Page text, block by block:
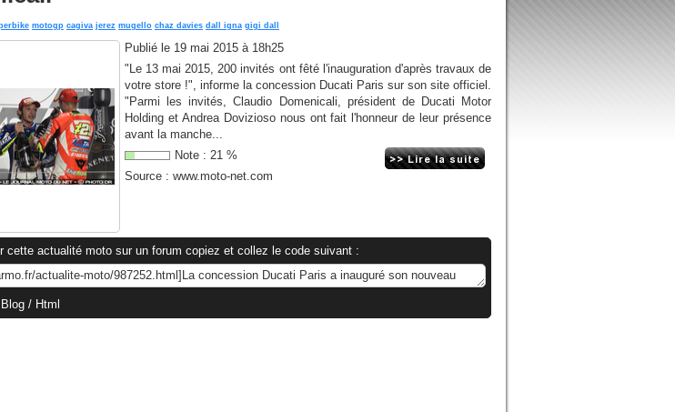
motogp cagiva jerez mugello chaz davies dall igna gigi dall
Publié le 19 mai 2015 à 18h25
"Le 13 mai 2015, 200 invités ont fêté l'inauguration d'après travaux de
votre store !", informe la concession Ducati Paris sur son site officiel.
"Parmi les invités, Claudio Domenicali, président de Ducati Motor
Holding et Andrea Dovizioso nous ont fait l'honneur de leur présence
avant la manche...
Note : 21 %
Source : www.moto-net.com
cette actualité moto sur un forum copiez et collez le code suivant :
Blog / Html